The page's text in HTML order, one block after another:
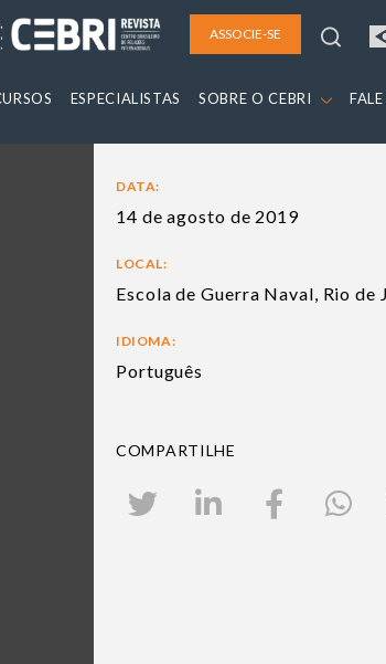
ASSOCIE-SE
ESPECIALISTAS SOBRE O CEBRI
DATA:
14 de agosto de 2019
LOCAL:
Escola de Guerra Naval, Rio de
IDIOMA:
Português
COMPARTILHE